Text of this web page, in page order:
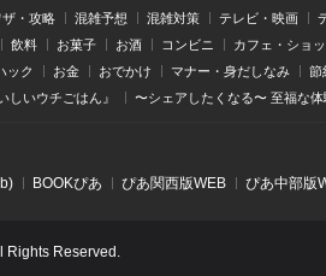
ザ・攻略 混雑予想 混雑対策 テレビ・映画
飲料 お菓子 お酒 コンビニ カフェ・ショ
ック お金 おでかけ マナー・身だしなみ 節
しいウチごはん』 〜シェアしたくなる〜 至福な
BOOKぴあ ぴあ関⻄版WEB ぴあ中部版
Rights Reserved.